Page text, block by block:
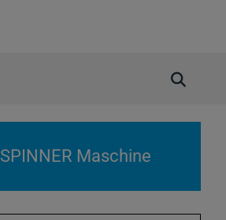
c
ö
f
SPINNER Maschine